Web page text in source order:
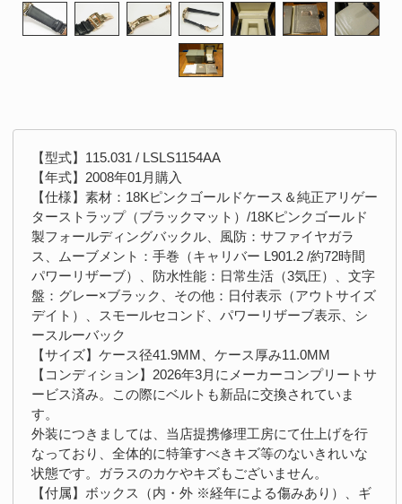
【型式】115.031 / LSLS1154AA
【年式】2008年01月購入
【仕様】素材：18Kピンクゴールドケース＆純正アリゲー
ターストラップ（ブラックマット）/18Kピンクゴールド
製フォールディングバックル、風防：サファイヤガラ
ス、ムーブメント：手巻（キャリバー L901.2 /約72時間
パワーリザーブ）、防水性能：日常生活（3気圧）、文字
盤：グレー×ブラック、その他：日付表示（アウトサイズ
デイト）、スモールセコンド、パワーリザーブ表示、シ
ースルーバック
【サイズ】ケース径41.9MM、ケース厚み11.0MM
【コンディション】2026年3月にメーカーコンプリートサ
ービス済み。この際にベルトも新品に交換されていま
す。
外装につきましては、当店提携修理工房にて仕上げを行
なっており、全体的に特筆すべきキズ等のないきれいな
状態です。ガラスのカケやキズもございません。
【付属】ボックス（内・外 ※経年による傷みあり）、ギ